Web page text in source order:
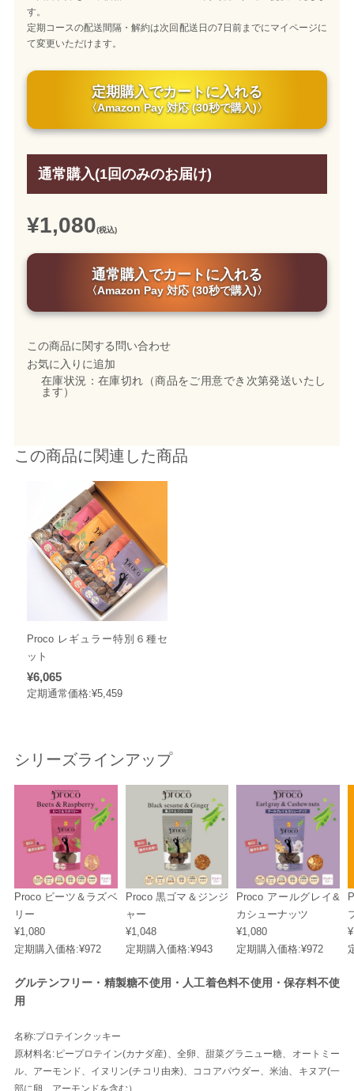
す。
定期コースの配送間隔・解約は次回配送日の7日前までにマイページに
て変更いただけます。
定期購入でカートに入れる
〈Amazon Pay 対応 (30秒で購入)〉
通常購入(1回のみのお届け)
¥1,080(税込)
通常購入でカートに入れる
〈Amazon Pay 対応 (30秒で購入)〉
この商品に関する問い合わせ
お気に入りに追加
在庫状況：在庫切れ（商品をご用意でき次第発送いたし
ます）
この商品に関連した商品
Proco レギュラー特別６種セ
ット
¥6,065
定期通常価格:¥5,459
シリーズラインアップ
Proco ビーツ＆ラズベ
リー
¥1,080
定期購入価格:¥972
Proco 黒ゴマ＆ジンジ
ャー
¥1,048
定期購入価格:¥943
Proco アールグレイ&
カシューナッツ
¥1,080
定期購入価格:¥972
グルテンフリー・精製糖不使用・人工着色料不使用・保存料不使
用
名称:プロテインクッキー
原材料名:ピープロテイン(カナダ産)、全卵、甜菜グラニュー糖、オートミー
ル、アーモンド、イヌリン(チコリ由来)、ココアパウダー、米油、キヌア(一
部に卵、アーモンドを含む）